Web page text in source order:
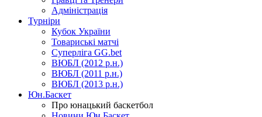
Адміністрація
Турніри
Кубок України
Товариські матчі
Суперліга GG.bet
ВЮБЛ (2012 р.н.)
ВЮБЛ (2011 р.н.)
ВЮБЛ (2013 р.н.)
Юн.Баскет
Про юнацький баскетбол